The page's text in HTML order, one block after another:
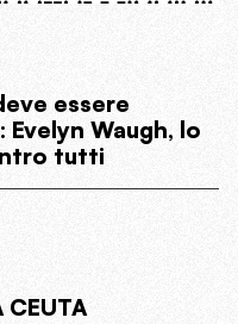
essere
Evelyn Waugh, lo
tutti
CEUTA